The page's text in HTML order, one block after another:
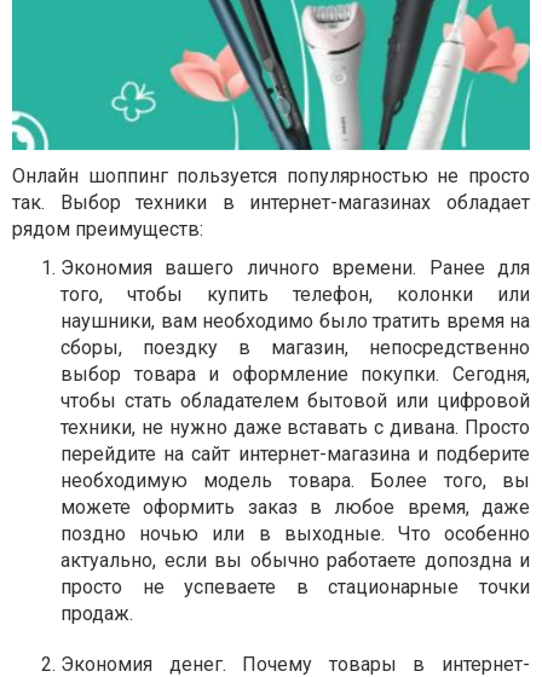
Онлайн шоппинг пользуется популярностью не просто
так. Выбор техники в интернет-магазинах обладает
рядом преимуществ:
Экономия вашего личного времени. Ранее для
того, чтобы купить телефон, колонки или
наушники, вам необходимо было тратить время на
сборы, поездку в магазин, непосредственно
выбор товара и оформление покупки. Сегодня,
чтобы стать обладателем бытовой или цифровой
техники, не нужно даже вставать с дивана. Просто
перейдите на сайт интернет-магазина и подберите
необходимую модель товара. Более того, вы
можете оформить заказ в любое время, даже
поздно ночью или в выходные. Что особенно
актуально, если вы обычно работаете допоздна и
просто не успеваете в стационарные точки
продаж.
Экономия денег. Почему товары в интернет-